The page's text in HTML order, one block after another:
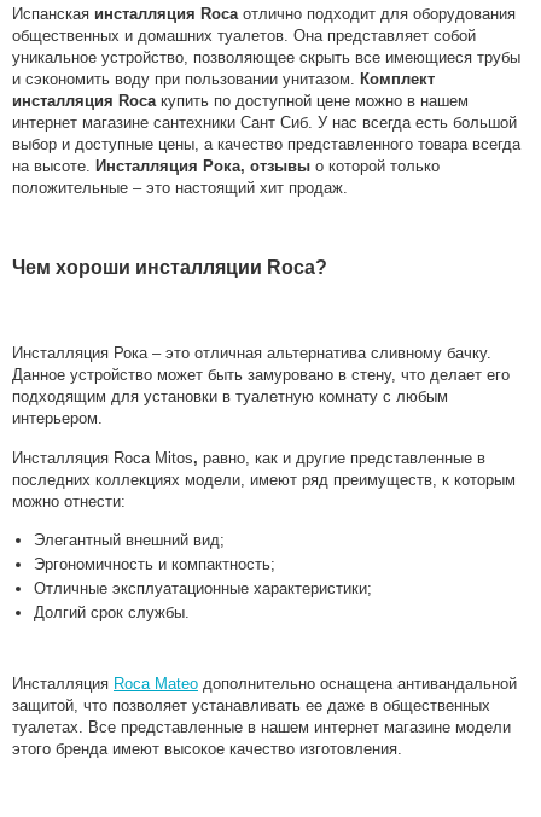
Испанская инсталляция Roca отлично подходит для оборудования
общественных и домашних туалетов. Она представляет собой
уникальное устройство, позволяющее скрыть все имеющиеся трубы
и сэкономить воду при пользовании унитазом.
Комплект
инсталляция Roca купить по доступной цене можно в нашем
интернет магазине сантехники Сант Сиб. У нас всегда есть большой
выбор и доступные цены, а качество представленного товара всегда
на высоте.
Инсталляция Рока, отзывы о которой только
положительные – это настоящий хит продаж.
Чем хороши инсталляции Roca?
Инсталляция Рока – это отличная альтернатива сливному бачку.
Данное устройство может быть замуровано в стену, что делает его
подходящим для установки в туалетную комнату с любым
интерьером.
Инсталляция Roca Мitos, равно, как и другие представленные в
последних коллекциях модели, имеют ряд преимуществ, к которым
можно отнести:
Элегантный внешний вид;
Эргономичность и компактность;
Отличные эксплуатационные характеристики;
Долгий срок службы.
Инсталляция Roca Мateo дополнительно оснащена антивандальной
защитой, что позволяет устанавливать ее даже в общественных
туалетах. Все представленные в нашем интернет магазине модели
этого бренда имеют высокое качество изготовления.